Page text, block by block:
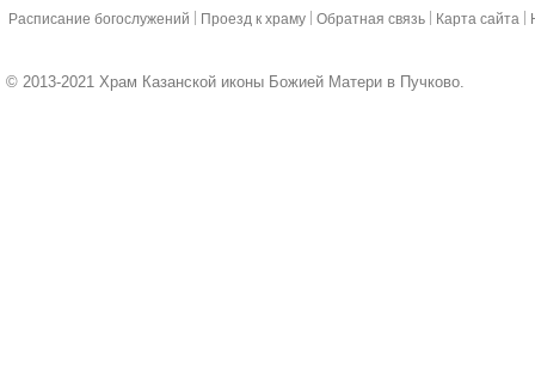
Расписание богослужений
Проезд к храму Обратная связь Карта сайта
© 2013-2021 Храм Казанской иконы Божией Матери в Пучково.